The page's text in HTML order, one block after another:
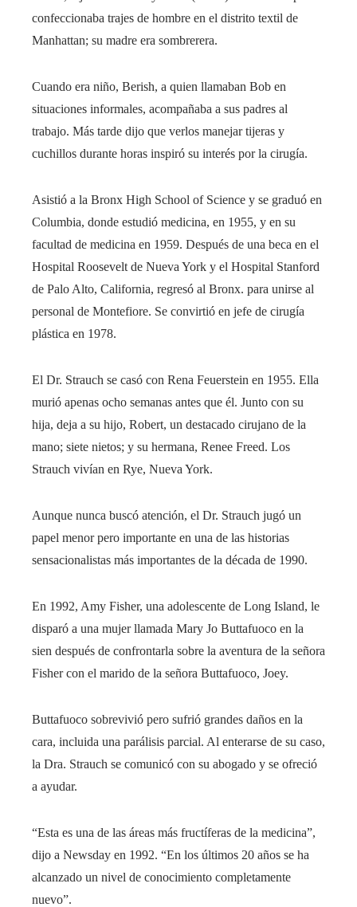
confeccionaba trajes de hombre en el distrito textil de
Manhattan; su madre era sombrerera.
Cuando era niño, Berish, a quien llamaban Bob en
situaciones informales, acompañaba a sus padres al
trabajo. Más tarde dijo que verlos manejar tijeras y
cuchillos durante horas inspiró su interés por la cirugía.
Asistió a la Bronx High School of Science y se graduó en
Columbia, donde estudió medicina, en 1955, y en su
facultad de medicina en 1959. Después de una beca en el
Hospital Roosevelt de Nueva York y el Hospital Stanford
de Palo Alto, California, regresó al Bronx. para unirse al
personal de Montefiore. Se convirtió en jefe de cirugía
plástica en 1978.
El Dr. Strauch se casó con Rena Feuerstein en 1955. Ella
murió apenas ocho semanas antes que él. Junto con su
hija, deja a su hijo, Robert, un destacado cirujano de la
mano; siete nietos; y su hermana, Renee Freed. Los
Strauch vivían en Rye, Nueva York.
Aunque nunca buscó atención, el Dr. Strauch jugó un
papel menor pero importante en una de las historias
sensacionalistas más importantes de la década de 1990.
En 1992, Amy Fisher, una adolescente de Long Island, le
disparó a una mujer llamada Mary Jo Buttafuoco en la
sien después de confrontarla sobre la aventura de la señora
Fisher con el marido de la señora Buttafuoco, Joey.
Buttafuoco sobrevivió pero sufrió grandes daños en la
cara, incluida una parálisis parcial. Al enterarse de su caso,
la Dra. Strauch se comunicó con su abogado y se ofreció
a ayudar.
“Esta es una de las áreas más fructíferas de la medicina”,
dijo a Newsday en 1992. “En los últimos 20 años se ha
alcanzado un nivel de conocimiento completamente
nuevo”.